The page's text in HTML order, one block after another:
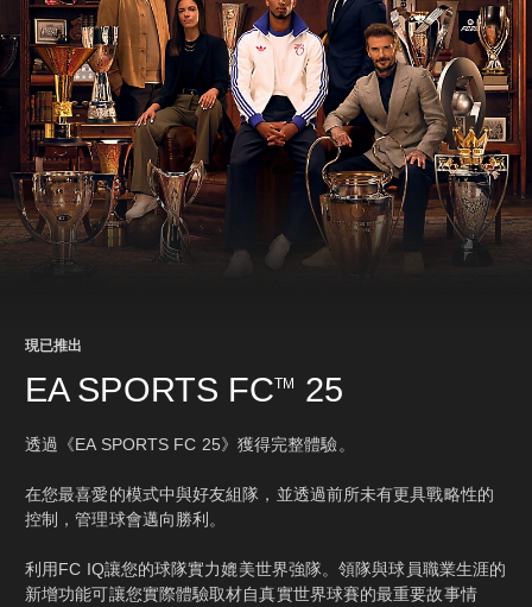
現已推出
EA SPORTS FCTM 25
透過《EA SPORTS FC 25》獲得完整體驗。
在您最喜愛的模式中與好友組隊，並透過前所未有更具戰略性的
控制，管理球會邁向勝利。
利用FC IQ讓您的球隊實力媲美世界強隊。領隊與球員職業生涯的
新增功能可讓您實際體驗取材自真實世界球賽的最重要故事情